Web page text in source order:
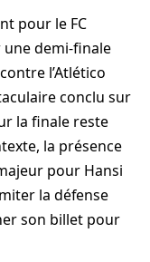
pour le FC
une demi-finale
l’Atlético
conclu sur
la finale reste
la présence
pour Hansi
la défense
son billet pour